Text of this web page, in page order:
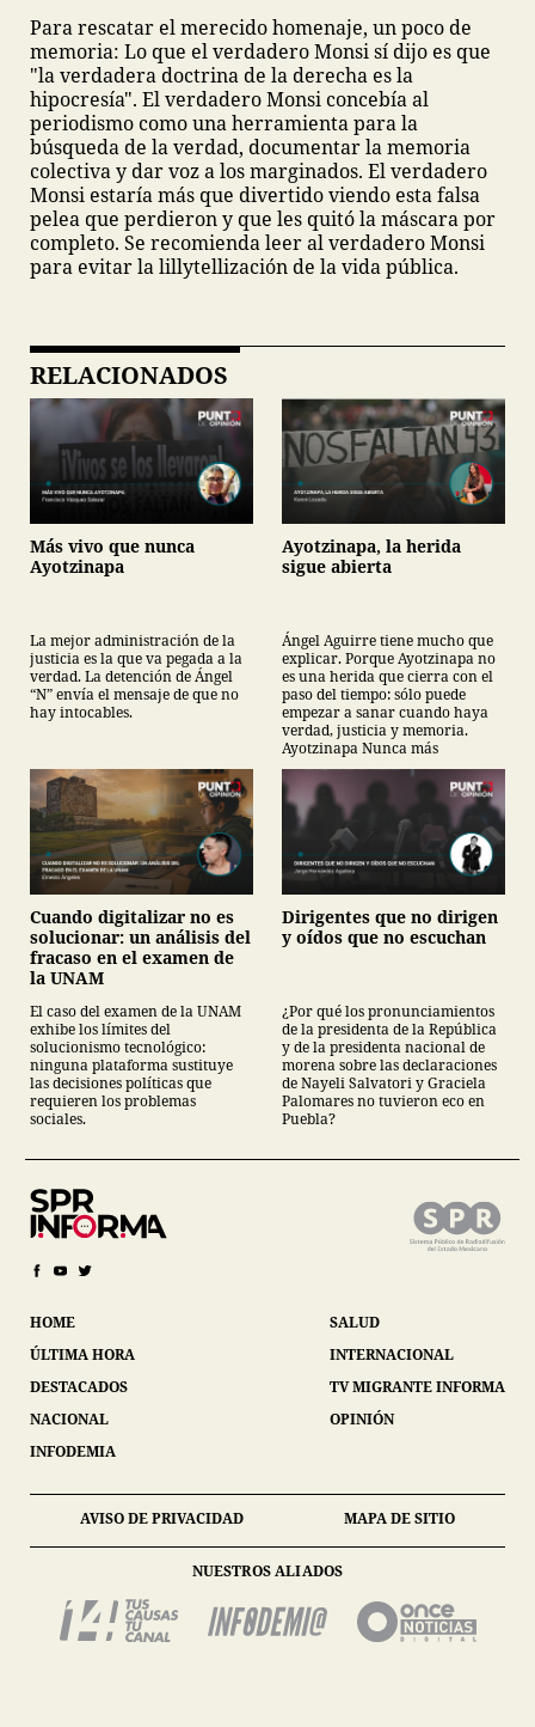
Para rescatar el merecido homenaje, un poco de
memoria: Lo que el verdadero Monsi sí dijo es que
"la verdadera doctrina de la derecha es la
hipocresía". El verdadero Monsi concebía al
periodismo como una herramienta para la
búsqueda de la verdad, documentar la memoria
colectiva y dar voz a los marginados. El verdadero
Monsi estaría más que divertido viendo esta falsa
pelea que perdieron y que les quitó la máscara por
completo. Se recomienda leer al verdadero Monsi
para evitar la lillytellización de la vida pública.
RELACIONADOS
Más vivo que nunca
Ayotzinapa
La mejor administración de la
justicia es la que va pegada a la
verdad. La detención de Ángel
“N” envía el mensaje de que no
hay intocables.
Ayotzinapa, la herida
sigue abierta
Ángel Aguirre tiene mucho que
explicar. Porque Ayotzinapa no
es una herida que cierra con el
paso del tiempo: sólo puede
empezar a sanar cuando haya
verdad, justicia y memoria.
Ayotzinapa Nunca más
Cuando digitalizar no es
solucionar: un análisis del
fracaso en el examen de
la UNAM
El caso del examen de la UNAM
exhibe los límites del
solucionismo tecnológico:
ninguna plataforma sustituye
las decisiones políticas que
requieren los problemas
sociales.
Dirigentes que no dirigen
y oídos que no escuchan
¿Por qué los pronunciamientos
de la presidenta de la República
y de la presidenta nacional de
morena sobre las declaraciones
de Nayeli Salvatori y Graciela
Palomares no tuvieron eco en
Puebla?
HOME
ÚLTIMA HORA
DESTACADOS
NACIONAL
INFODEMIA
SALUD
INTERNACIONAL
TV MIGRANTE INFORMA
OPINIÓN
AVISO DE PRIVACIDAD MAPA DE SITIO
NUESTROS ALIADOS